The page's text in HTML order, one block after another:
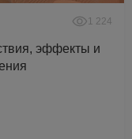
1 224
эффекты и